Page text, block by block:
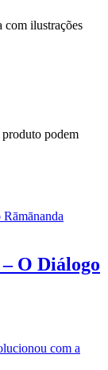
com ilustrações
produto podem
O Diálogo